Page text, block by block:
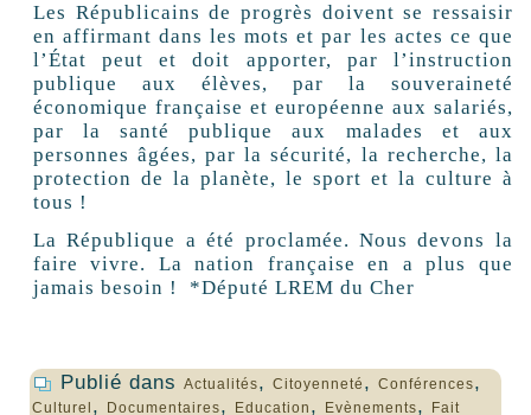
Les Républicains de progrès doivent se ressaisir
en affirmant dans les mots et par les actes ce que
l’État peut et doit apporter, par l’instruction
publique aux élèves, par la souveraineté
économique française et européenne aux salariés,
par la santé publique aux malades et aux
personnes âgées, par la sécurité, la recherche, la
protection de la planète, le sport et la culture à
tous !
La République a été proclamée. Nous devons la
faire vivre. La nation française en a plus que
jamais besoin ! *Député LREM du Cher
Publié dans Actualités, Citoyenneté , Conférences,
Culturel , Documentaires, Education , Evènements,
Fait